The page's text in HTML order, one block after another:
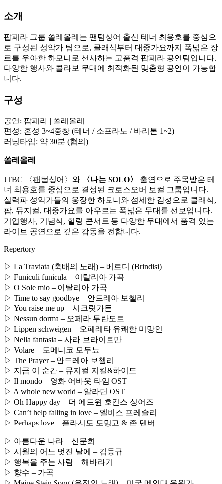
소개
팝페라 그룹 쏠레올레는 팬텀싱어 출신 테너 최용호를 중심으
로 구성된 성악가 팀으로, 클래식부터 대중가요까지 폭넓은 장
르를 우아한 하모니로 선사하는 고품격 팝페라 공연팀입니다.
다양한 행사와 콜라보 무대에 최적화된 맞춤형 공연이 가능합
니다.
구성
공연: 팝페라 | 쏠레올레
편성: 혼성 3~4중창 (테너 / 소프라노 / 바리톤 1~2)
러닝타임: 약 30분 (협의)
쏠레올레
JTBC 〈팬텀싱어〉와 〈나는 SOLO〉
출연으로 주목받은 테
너 최용호를 중심으로 결성된 크로스오버 보컬 그룹입니다.
실력파 성악가들의 웅장한 하모니와 섬세한 감성으로 클래식,
팝, 뮤지컬, 대중가요를 아우르는 폭넓은 무대를 선보입니다.
기업행사, 기념식, 힐링 콘서트 등 다양한 무대에서 품격 있는
라이브 공연으로 깊은 감동을 전합니다.
Repertory
▷ La Traviata (축배의 노래) – 베르디 (Brindisi)
▷ Funiculi funicula – 이탈리아 가곡
▷ O Sole mio – 이탈리아 가곡
▷ Time to say goodbye – 안드레아 보첼리
▷ You raise me up – 시크릿가든
▷ Nessun dorma – 오페라 투란도트
▷ Lippen schweigen – 오페레타 유쾌한 미망인
▷ Nella fantasia – 사라 브라이트만
▷ Volare – 도메니코 모두뇨
▷ The Prayer – 안드레아 보첼리
▷ 지금 이 순간 – 뮤지컬 지킬&하이드
▷ Il mondo – 영화 어바웃 타임 OST
▷ A whole new world – 알라딘 OST
▷ Oh Happy day – 더 에드윈 호킨스 싱어즈
▷ Can’t help falling in love – 엘비스 프레슬리
▷ Perhaps love – 플라시도 도밍고 & 존 덴버
▷ 아름다운 나라 – 신문희
▷ 시월의 어느 멋진 날에 – 김동규
▷ 행복을 주는 사람 – 해바라기
▷ 향수 – 가곡